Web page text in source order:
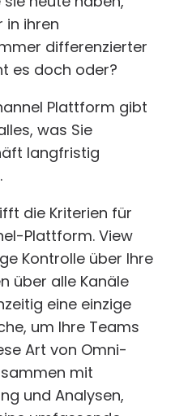
in ihren
differenzierter
es doch oder?
Plattform gibt
was Sie
langfristig
die Kriterien für
Plattform. View
Kontrolle über Ihre
über alle Kanäle
eine einzige
um Ihre Teams
Art von Omni-
mit
und Analysen,